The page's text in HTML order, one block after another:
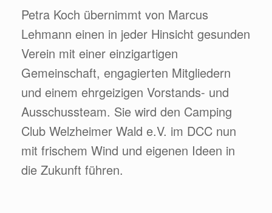
Petra Koch übernimmt von Marcus
Lehmann einen in jeder Hinsicht gesunden
Verein mit einer einzigartigen
Gemeinschaft, engagierten Mitgliedern
und einem ehrgeizigen Vorstands- und
Ausschussteam. Sie wird den Camping
Club Welzheimer Wald e.V. im DCC nun
mit frischem Wind und eigenen Ideen in
die Zukunft führen.